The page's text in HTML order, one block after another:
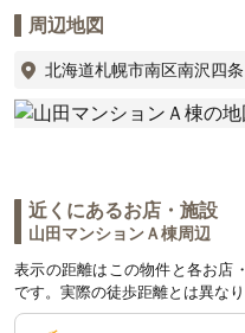
周辺地図
北海道札幌市南区南沢四条
近くにあるお店・施設
山田マンションＡ棟周辺
表示の距離はこの物件と各お店
です。実際の徒歩距離とは異な